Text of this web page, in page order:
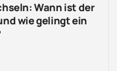
Wann ist der
wie gelingt ein